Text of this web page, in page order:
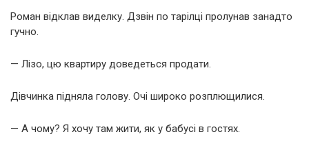
Роман відклав виделку. Дзвін по тарілці пролунав занадто
гучно.
— Лізо, цю квартиру доведеться продати.
Дівчинка підняла голову. Очі широко розплющилися.
— А чому? Я хочу там жити, як у бабусі в гостях.